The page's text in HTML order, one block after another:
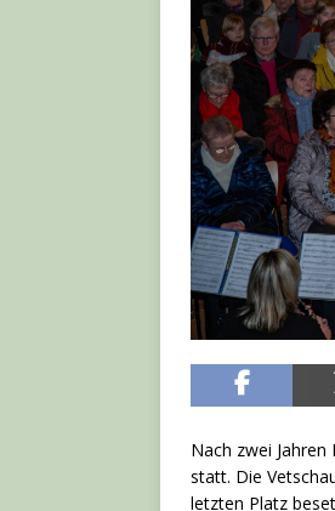
Nach zwei
statt. Die
letzten Platz